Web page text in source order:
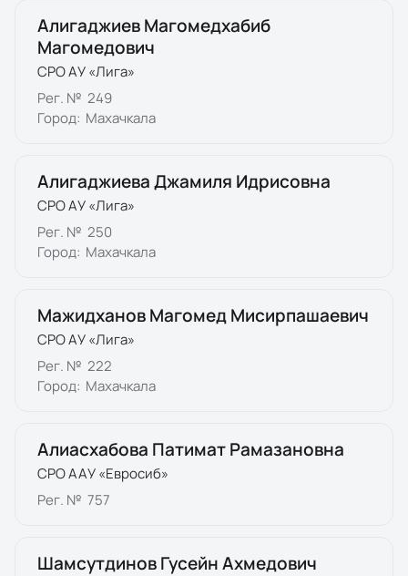
Алигаджиев Магомедхабиб
Магомедович
СРО АУ «Лига»
Рег. № 249
Город: Махачкала
Алигаджиева Джамиля Идрисовна
СРО АУ «Лига»
Рег. № 250
Город: Махачкала
Мажидханов Магомед Мисирпашаевич
СРО АУ «Лига»
Рег. № 222
Город: Махачкала
Алиасхабова Патимат Рамазановна
СРО ААУ «Евросиб»
Рег. № 757
Шамсутдинов Гусейн Ахмедович